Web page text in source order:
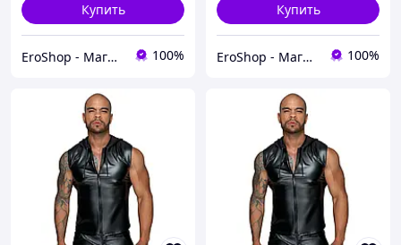
Купить
EroShop - Магазин товарів для дорослих 100%
Купить
EroShop - Магазин товарів для дорослих 100%